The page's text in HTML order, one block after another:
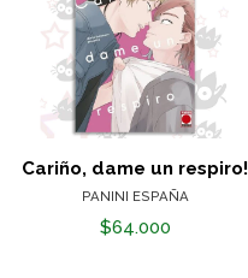
Cariño, dame un respiro!
PANINI ESPAÑA
$64.000